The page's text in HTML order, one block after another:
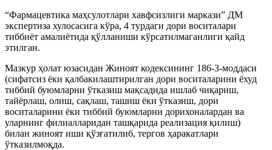
“Фармацевтика маҳсулотлари хавфсизлиги маркази” ДМ
экспертиза хулосасига кўра, 4 турдаги дори воситалари
тиббиёт амалиётида қўлланиши кўрсатилмаганлиги қайд
этилган.
Мазкур ҳолат юзасидан Жиноят кодексининг 186-3-моддаси
(сифатсиз ёки қалбакилаштирилган дори воситаларини ёхуд
тиббий буюмларни ўтказиш мақсадида ишлаб чиқариш,
тайёрлаш, олиш, сақлаш, ташиш ёки ўтказиш, дори
воситаларини ёки тиббий буюмларни дорихоналардан ва
уларнинг филиалларидан ташқарида реализация қилиш)
билан жиноят иши қўзғатилиб, тергов ҳаракатлари
ўтказилмоқда.